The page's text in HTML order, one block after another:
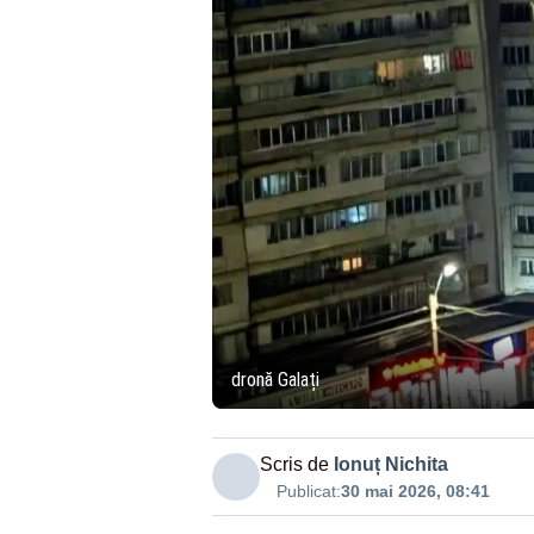
dronă Galați
Scris de Ionuț Nichita
Publicat:30 mai 2026, 08:41